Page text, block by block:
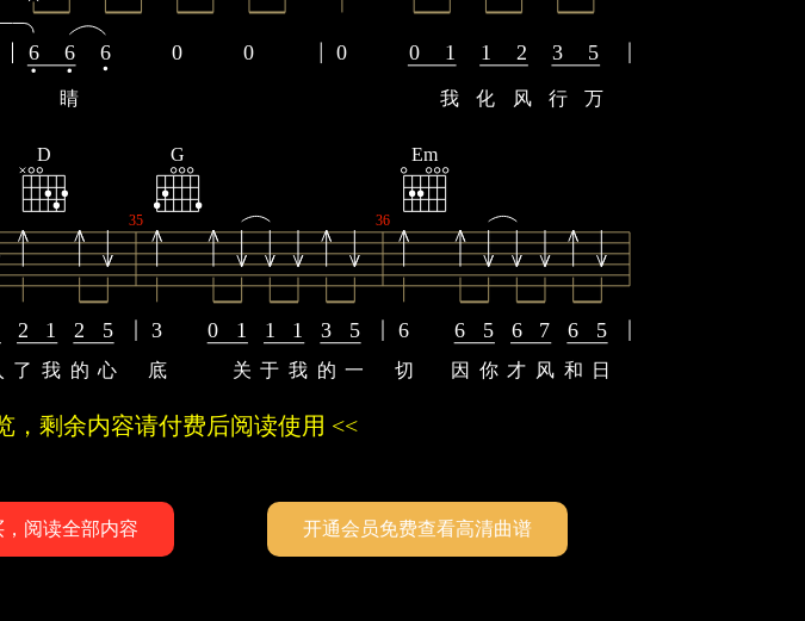
6 6 6 0 0
睛
0 0 1 1 2 3 5
我 化 风 行 万
D
2 1 2 5
了 我 的 心
35
G
3 0 1 1 1 3 5
底 关 于 我 的 一
36
Em
6 6 5 6 7 6 5
切 因 你 才 风 和 日
，剩余内容请付费后阅读使用 <<
，阅读全部内容 开通会员免费查看高清曲谱